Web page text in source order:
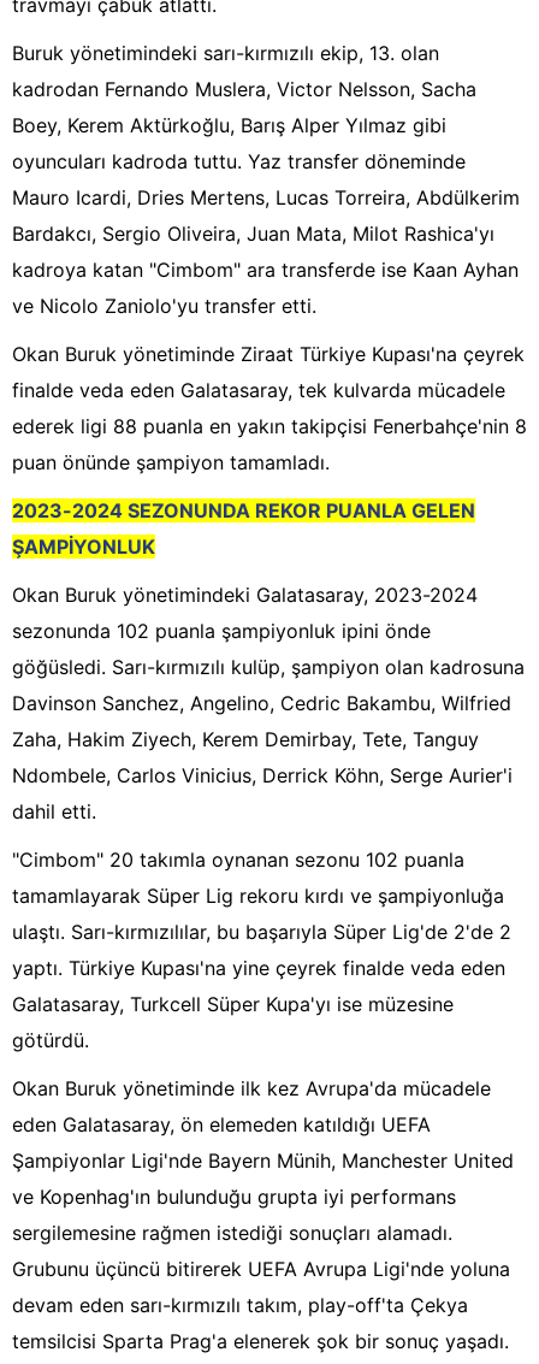
travmayı çabuk atlattı.
Buruk yönetimindeki sarı-kırmızılı ekip, 13. olan
kadrodan Fernando Muslera, Victor Nelsson, Sacha
Boey, Kerem Aktürkoğlu, Barış Alper Yılmaz gibi
oyuncuları kadroda tuttu. Yaz transfer döneminde
Mauro Icardi, Dries Mertens, Lucas Torreira, Abdülkerim
Bardakcı, Sergio Oliveira, Juan Mata, Milot Rashica'yı
kadroya katan "Cimbom" ara transferde ise Kaan Ayhan
ve Nicolo Zaniolo'yu transfer etti.
Okan Buruk yönetiminde Ziraat Türkiye Kupası'na çeyrek
finalde veda eden Galatasaray, tek kulvarda mücadele
ederek ligi 88 puanla en yakın takipçisi Fenerbahçe'nin 8
puan önünde şampiyon tamamladı.
2023-2024 SEZONUNDA REKOR PUANLA GELEN
ŞAMPİYONLUK
Okan Buruk yönetimindeki Galatasaray, 2023-2024
sezonunda 102 puanla şampiyonluk ipini önde
göğüsledi. Sarı-kırmızılı kulüp, şampiyon olan kadrosuna
Davinson Sanchez, Angelino, Cedric Bakambu, Wilfried
Zaha, Hakim Ziyech, Kerem Demirbay, Tete, Tanguy
Ndombele, Carlos Vinicius, Derrick Köhn, Serge Aurier'i
dahil etti.
"Cimbom" 20 takımla oynanan sezonu 102 puanla
tamamlayarak Süper Lig rekoru kırdı ve şampiyonluğa
ulaştı. Sarı-kırmızılılar, bu başarıyla Süper Lig'de 2'de 2
yaptı. Türkiye Kupası'na yine çeyrek finalde veda eden
Galatasaray, Turkcell Süper Kupa'yı ise müzesine
götürdü.
Okan Buruk yönetiminde ilk kez Avrupa'da mücadele
eden Galatasaray, ön elemeden katıldığı UEFA
Şampiyonlar Ligi'nde Bayern Münih, Manchester United
ve Kopenhag'ın bulunduğu grupta iyi performans
sergilemesine rağmen istediği sonuçları alamadı.
Grubunu üçüncü bitirerek UEFA Avrupa Ligi'nde yoluna
devam eden sarı-kırmızılı takım, play-off'ta Çekya
temsilcisi Sparta Prag'a elenerek şok bir sonuç yaşadı.